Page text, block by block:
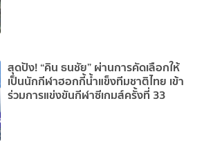
สุดปัง! “คิน ธนชัย” ผ่านการคัดเลือกให้
เป็นนักกีฬาฮอกกี้น้ำแข็งทีมชาติไทย เข้า
ร่วมการแข่งขันกีฬาซีเกมส์ครั้งที่ 33